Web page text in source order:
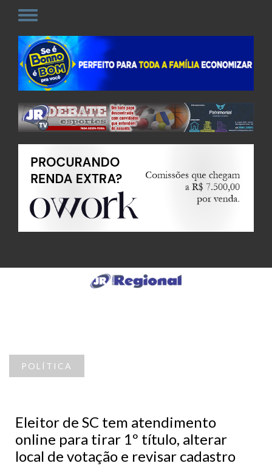
POLÍTICA
Eleitor de SC tem atendimento
online para tirar 1º título, alterar
local de votação e revisar cadastro